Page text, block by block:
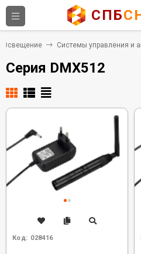
СПБ
Освещение Системы управления и
Серия DMX512
Код: 028416